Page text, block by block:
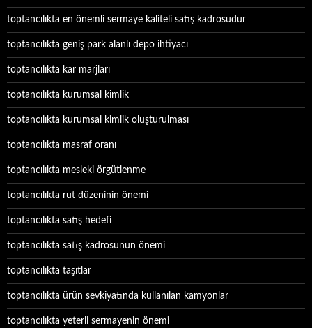
toptancılıkta en önemli sermaye kaliteli satış kadrosudur
toptancılıkta geniş park alanlı depo ihtiyacı
toptancılıkta kar marjları
toptancılıkta kurumsal kimlik
toptancılıkta kurumsal kimlik oluşturulması
toptancılıkta masraf oranı
toptancılıkta mesleki örgütlenme
toptancılıkta rut düzeninin önemi
toptancılıkta satış hedefi
toptancılıkta satış kadrosunun önemi
toptancılıkta taşıtlar
toptancılıkta ürün sevkiyatında kullanılan kamyonlar
toptancılıkta yeterli sermayenin önemi